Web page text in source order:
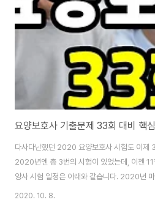
소되었습니다. 32회 시험은 아시다시피 8월
알려드릴 요..
요양보호사 기출문제 33회 대비 핵
다사다난했던 2020 요양보호사 시험도 이제
2020년엔 총 3번의 시험이 있었는데, 이젠
양사 시험 일정은 아래와 같습니다. 2020년
11월 7일 토요일이고요. 합격자 발표일은 11
2020. 10. 8.